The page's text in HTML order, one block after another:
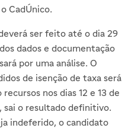
CadÚnico.
ser feito até o dia 29
dados e documentação
por uma análise. O
de isenção de taxa será
nos dias 12 e 13 de
sai o resultado definitivo.
indeferido, o candidato